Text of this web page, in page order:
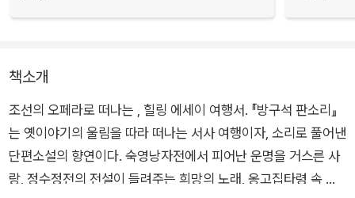
책소개
조선의 오페라로 떠나는 , 힐링 에세이 여행서. 『방구석 판소리』
는 옛이야기의 울림을 따라 떠나는 서사 여행이자, 소리로 풀어낸
단편소설의 향연이다. 숙영낭자전에서 피어난 운명을 거스른 사
랑, 정수정전의 전설이 들려주는 희망의 노래, 옹고집타령 속 인